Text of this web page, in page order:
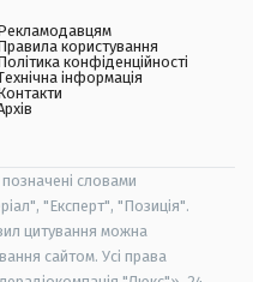
користування
конфіденційності
інформація
позначені словами
"Експерт", "Позиція".
цитування можна
сайтом. Усі права